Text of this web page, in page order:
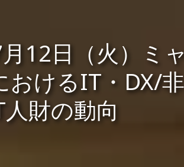
12日（火）ミ
おけるIT・DX/非
財の動向